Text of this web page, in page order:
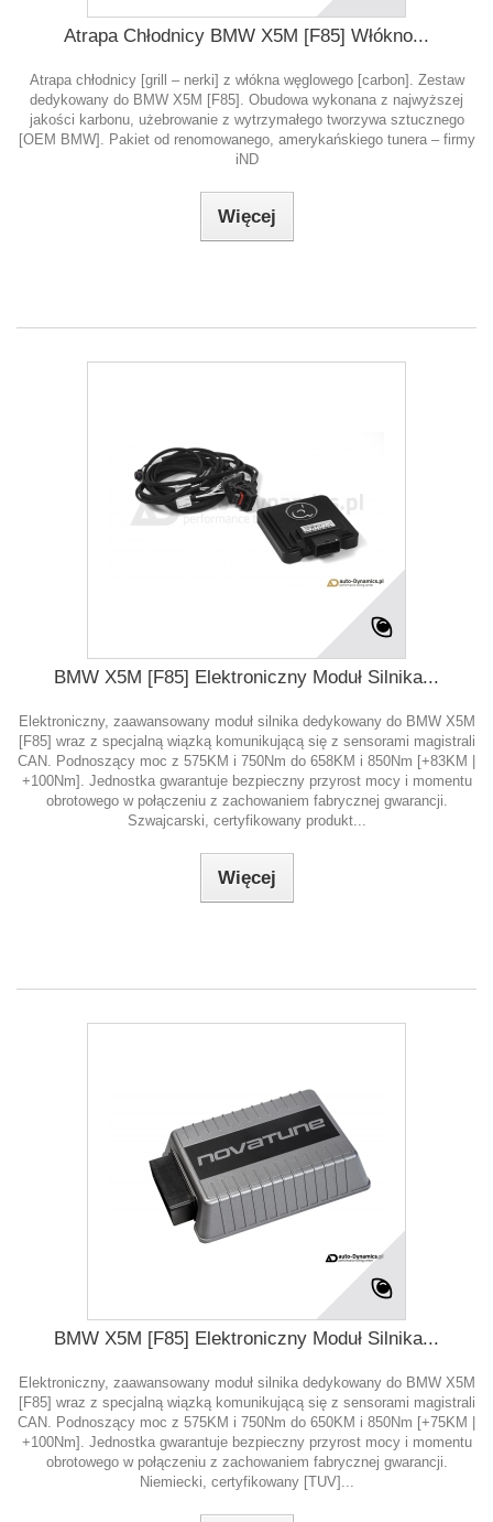
Atrapa Chłodnicy BMW X5M [F85] Włókno...
Atrapa chłodnicy [grill – nerki] z włókna węglowego [carbon]. Zestaw
dedykowany do BMW X5M [F85]. Obudowa wykonana z najwyższej
jakości karbonu, użebrowanie z wytrzymałego tworzywa sztucznego
[OEM BMW]. Pakiet od renomowanego, amerykańskiego tunera – firmy
iND
Więcej
BMW X5M [F85] Elektroniczny Moduł Silnika...
Elektroniczny, zaawansowany moduł silnika dedykowany do BMW X5M
[F85] wraz z specjalną wiązką komunikującą się z sensorami magistrali
CAN. Podnoszący moc z 575KM i 750Nm do 658KM i 850Nm [+83KM |
+100Nm]. Jednostka gwarantuje bezpieczny przyrost mocy i momentu
obrotowego w połączeniu z zachowaniem fabrycznej gwarancji.
Szwajcarski, certyfikowany produkt...
Więcej
BMW X5M [F85] Elektroniczny Moduł Silnika...
Elektroniczny, zaawansowany moduł silnika dedykowany do BMW X5M
[F85] wraz z specjalną wiązką komunikującą się z sensorami magistrali
CAN. Podnoszący moc z 575KM i 750Nm do 650KM i 850Nm [+75KM |
+100Nm]. Jednostka gwarantuje bezpieczny przyrost mocy i momentu
obrotowego w połączeniu z zachowaniem fabrycznej gwarancji.
Niemiecki, certyfikowany [TUV]...